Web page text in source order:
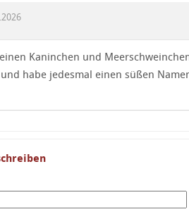
Kaninchen und
habe jedesmal einen süßen